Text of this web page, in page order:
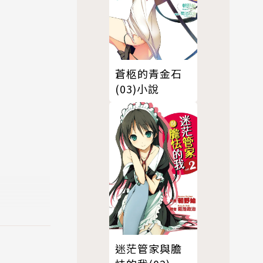
蒼柩的青金石
(03)小說
迷茫管家與膽